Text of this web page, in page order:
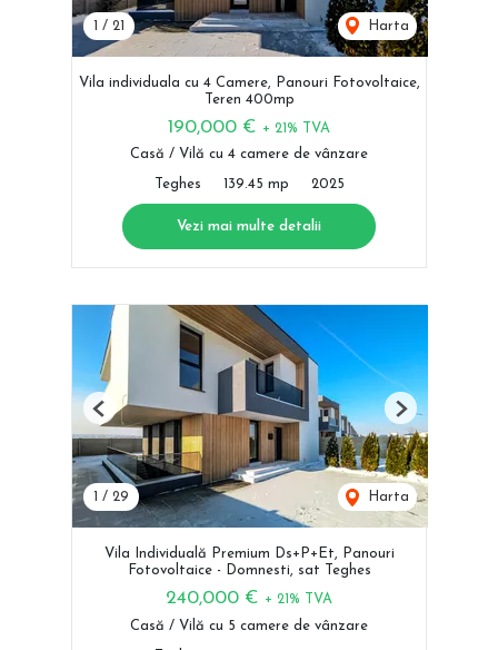
1 / 21 Harta
Vila individuala cu 4 Camere, Panouri Fotovoltaice,
Teren 400mp
190,000 € + 21% TVA
Casă / Vilă cu 4 camere de vânzare
Teghes 139.45 mp 2025
Vezi mai multe detalii
/ 29 Harta
Previous Next
Vila Individuală Premium Ds+P+Et, Panouri
Fotovoltaice - Domnesti, sat Teghes
240,000 € + 21% TVA
Casă / Vilă cu 5 camere de vânzare